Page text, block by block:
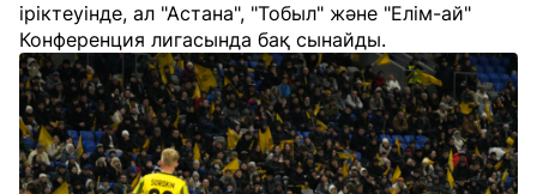
іріктеуінде, ал "Астана", "Тобыл" және "Елім-ай"
Конференция лигасында бақ сынайды.